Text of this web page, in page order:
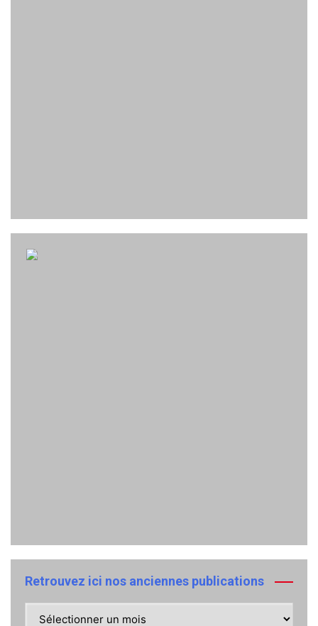
Retrouvez ici nos anciennes publications